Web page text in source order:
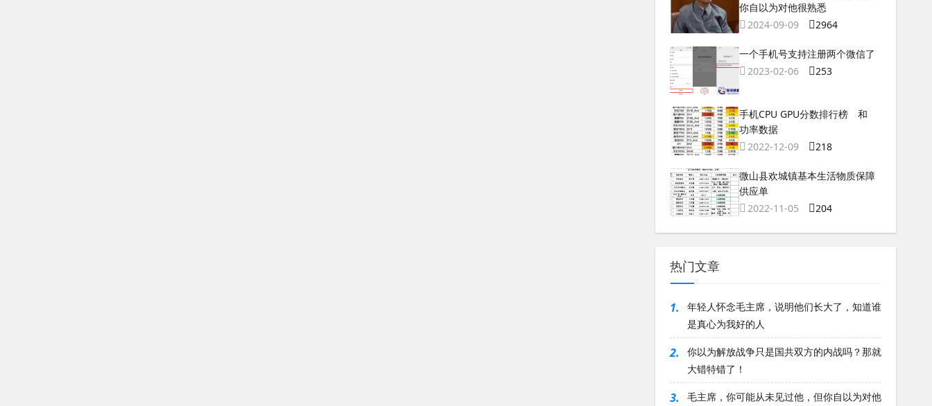
你自以为对他很熟悉
2024-09-09
2964
一个手机号支持注册两个微信了
2023-02-06
253
手机CPU GPU分数排行榜 和
功率数据
2022-12-09
218
微山县欢城镇基本生活物质保障
供应单
2022-11-05
204
热门文章
1.
年轻人怀念毛主席，说明他们长大了，知道谁
是真心为我好的人
2.
你以为解放战争只是国共双方的内战吗？那就
大错特错了！
3.
毛主席，你可能从未见过他，但你自以为对他